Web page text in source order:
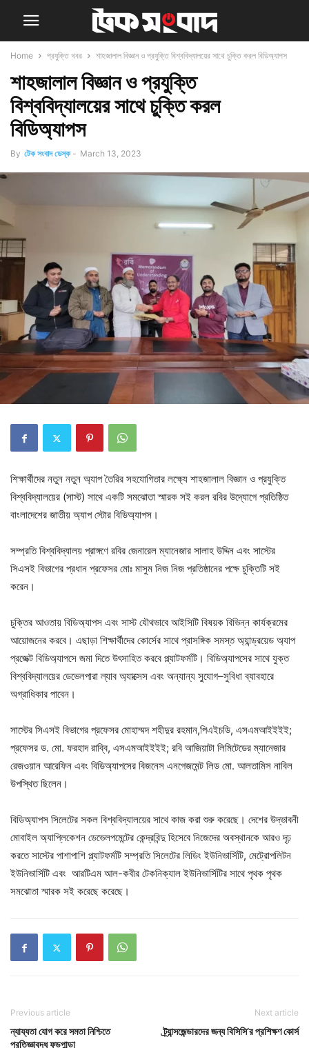
Home প্রযুক্তি খবর শাহজালাল বিজ্ঞান ও প্রযুক্তি বিশ্ববিদ্যালয়ের সাথে চুক্তি করল বিডিঅ্যাপস
শাহজালাল বিজ্ঞান ও প্রযুক্তি
বিশ্ববিদ্যালয়ের সাথে চুক্তি করল
বিডিঅ্যাপস
By টেক সংবাদ ডেস্ক - March 13, 2023
শিক্ষার্থীদের নতুন নতুন অ্যাপ তৈরির সহযোগিতার লক্ষ্যে শাহজালাল বিজ্ঞান ও প্রযুক্তি
বিশ্ববিদ্যালয়ের (সাস্ট) সাথে একটি সমঝোতা স্মারক সই করল রবির উদ্যোগে প্রতিষ্ঠিত
বাংলাদেশের জাতীয় অ্যাপ স্টোর বিডিঅ্যাপস।
সম্প্রতি বিশ্ববিদ্যালয় প্রাঙ্গণে রবির জেনারেল ম্যানেজার সালাহ উদ্দিন এবং সাস্টের
সিএসই বিভাগের প্রধান প্রফেসর মোঃ মাসুম নিজ নিজ প্রতিষ্ঠানের পক্ষে চুক্তিটি সই
করেন।
চুক্তির আওতায় বিডিঅ্যাপস এবং সাস্ট যৌথভাবে আইসিটি বিষয়ক বিভিন্ন কার্যক্রমের
আয়োজনের করবে। এছাড়া শিক্ষার্থীদের কোর্সের সাথে প্রাসঙ্গিক সমস্ত অ্যান্ড্রয়েড অ্যাপ
প্রজেক্ট বিডিঅ্যাপসে জমা দিতে উৎসাহিত করবে প্ল্যাটফর্মটি। বিডিঅ্যাপসের সাথে যুক্ত
বিশ্ববিদ্যালয়ের ডেভেলপারা ল্যাব অ্যাক্সেস এবং অন্যান্য সু্যোগ–সুবিধা ব্যাবহারে
অগ্রাধিকার পাবেন।
সাস্টের সিএসই বিভাগের প্রফেসর মোহাম্মদ শহীদুর রহমান,পিএইচডি, এসএমআইইইই;
প্রফেসর ড. মো. ফরহাদ রাব্বি, এসএমআইইইই; রবি আজিয়াটা লিমিটেডের ম্যানেজার
রেজওয়ান আরেফিন এবং বিডিঅ্যাপসের বিজনেস এনগেজমেন্ট লিড মো. আলতামিস নাবিল
উপস্থিত ছিলেন।
বিডিঅ্যাপস সিলেটের সকল বিশ্ববিদ্যালয়ের সাথে কাজ করা শুরু করেছে। দেশের উদ্ভাবনী
মোবাইল অ্যাপ্লিকেশন ডেভেলপমেন্টের কেন্দ্রবিন্দু হিসেবে নিজেদের অবস্থানকে আরও দৃঢ়
করতে সাস্টের পাশাপাশি প্ল্যাটফর্মটি সম্প্রতি সিলেটের লিডিং ইউনিভার্সিটি, মেট্রোপলিটন
ইউনিভার্সিটি এবং আরটিএম আল-কবীর টেকনিক্যাল ইউনিভার্সিটির সাথে পৃথক পৃথক
সমঝোতা স্মারক সই করেছে করেছে।
Previous article
ন্যায্যতা যোগ করে সমতা নিশ্চিতে
প্রতিজ্ঞাবদ্ধ ফুডপান্ডা
Next article
ট্র্যান্সজেন্ডারদের জন্য বিসিসি’র প্রশিক্ষণ কোর্স